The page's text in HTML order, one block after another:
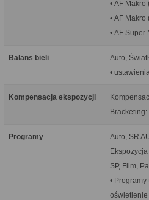
• AF
• AF
• AF Super
Balans bieli
Auto,
•
Kompensacja ekspozycji
Programy
Auto, SR
SP, Film,
•
oświetlenie